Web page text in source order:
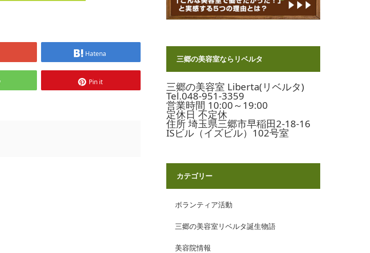
Hatena
Pin it
三郷の美容室ならリベルタ
三郷の美容室 Liberta(リベルタ)
Tel.048-951-3359
営業時間 10:00～19:00
定休日 不定休
住所 埼玉県三郷市早稲田2-18-16
ISビル（イズビル）102号室
カテゴリー
ボランティア活動
三郷の美容室リベルタ誕生物語
美容院情報